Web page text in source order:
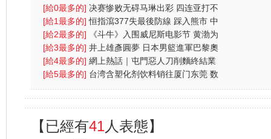
央放水無
[給0最多的] 决赛惨败无碍马琳出彩 四连亚打不
倒奥运会
[給1最多的]恒指瀉377失最後防線 踩入熊市 中
央放水無
[給2最多的]
《斗牛》入围威尼斯电影节 黄渤为
戏受伤一
[給3最多的] 井上雄彥圓夢 日本男籃進軍巴黎奧
運
[給4最多的] 網上熱話｜屯門惡人刀削麵終結業
網民：為兩蚊
[給5最多的] 台湾含塑化剂饮料销往厦门东莞 数
量约五六
【已經有41人表態】